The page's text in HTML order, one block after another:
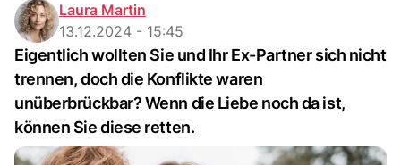
Laura Martin
13.12.2024 - 15:45
Eigentlich wollten Sie und Ihr Ex-Partner sich nicht
trennen, doch die Konflikte waren
unüberbrückbar? Wenn die Liebe noch da ist,
können Sie diese retten.